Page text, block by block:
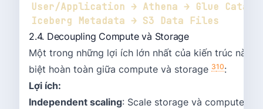
User/Application → Athena → Glue
2.4. Decoupling Compute và Storage
Một trong những lợi ích lớn nhất của kiến trúc này
biệt hoàn toàn giữa compute và storage 310:
Lợi ích:
Independent scaling: Scale storage và compute